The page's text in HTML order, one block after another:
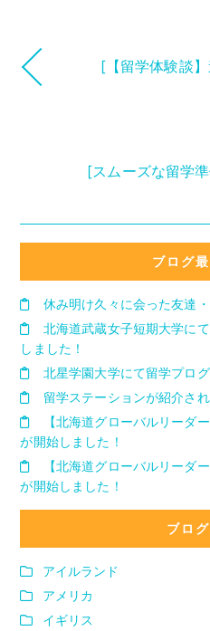
[【留学体験談
[スムーズな留学
ブログ
休み明け久々に会った友達
北海道武蔵女子短期大学に
しました！
北星学園大学にて留学プロ
留学ステーションが紹介され
【北海道グローバルリーダ
が開始しました！
【北海道グローバルリーダ
が開始しました！
ブロ
アイルランド
アメリカ
イギリス